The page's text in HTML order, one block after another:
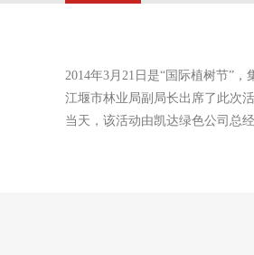
2014年3月 21 日是“国际植树节”，
江堰市林业局副局长出席了此次
当天，该活动由凯达绿色公司总